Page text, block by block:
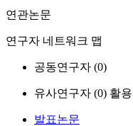
연관논문
연구자 네트워크 맵
공동연구자 (0)
유사연구자 (0) 활
발표논문